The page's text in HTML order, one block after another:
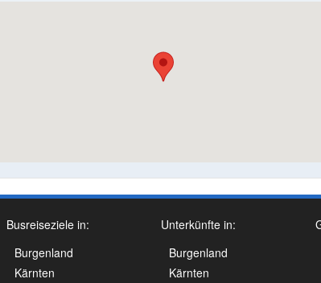
Busreiseziele in:
Burgenland
Kärnten
Unterkünfte in:
Burgenland
Kärnten